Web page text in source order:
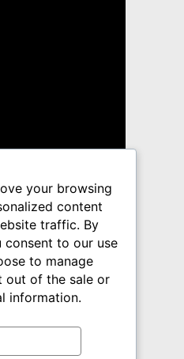
your browsing
content
traffic. By
consent to our use
to manage
out of the sale or
information.